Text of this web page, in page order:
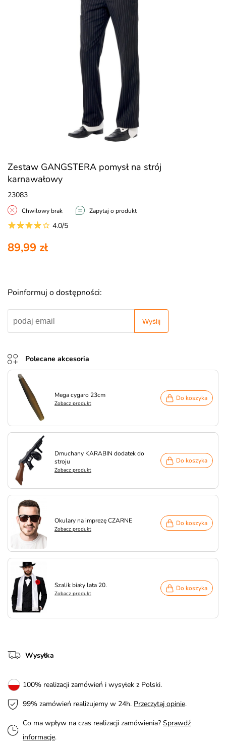
Zestaw GANGSTERA pomysł na strój
karnawałowy
23083
Chwilowy brak Zapytaj o produkt
4.0/5
89,99 zł
Poinformuj o dostępności:
Wyślij
Polecane akcesoria
Mega cygaro 23cm
Zobacz produkt
Do koszyka
Dmuchany KARABIN dodatek do
stroju
Zobacz produkt
Do koszyka
Okulary na imprezę CZARNE
Zobacz produkt
Do koszyka
Szalik biały lata 20.
Zobacz produkt
Do koszyka
Wysyłka
100% realizacji zamówień i wysyłek z Polski.
99% zamówień realizujemy w 24h. Przeczytaj opinie.
Co ma wpływ na czas realizacji zamówienia? Sprawdź
informacje.